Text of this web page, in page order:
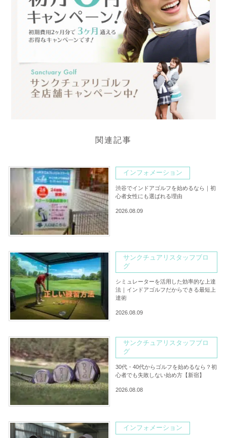
関連記事
インフォメーション
渋谷でインドアゴルフを始めるなら｜初
心者女性にも選ばれる理由
2026.08.09
サンクチュアリスタッフブロ
グ
シミュレーターを活用した効率的な上達
法｜インドアゴルフだからできる最短上
達術
2026.08.09
サンクチュアリスタッフブロ
グ
30代・40代からゴルフを始めるなら？初
心者でも失敗しない始め方【新宿】
2026.08.08
インフォメーション